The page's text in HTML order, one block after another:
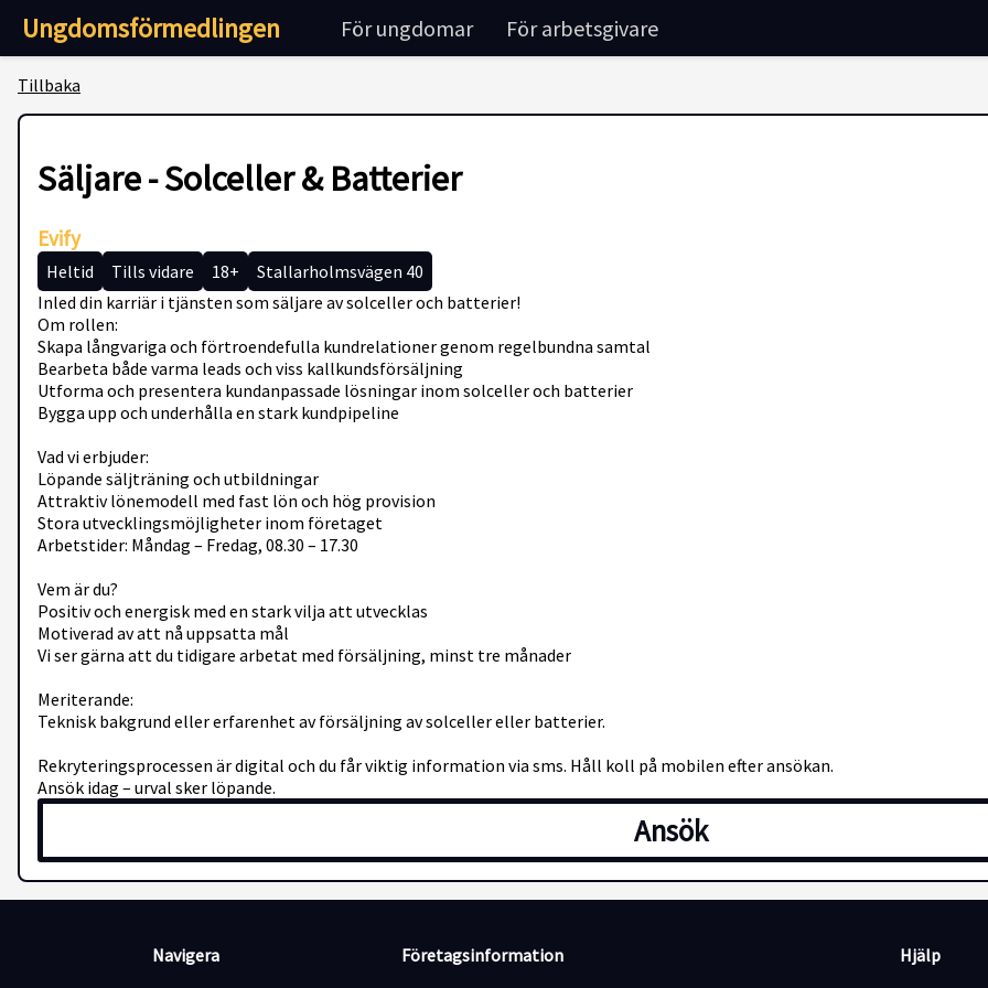
Ungdomsförmedlingen För ungdomar För arbetsgivare
Tillbaka
Säljare - Solceller & Batterier
Evify
Heltid Tills vidare 18+
Stallarholmsvägen 40
Inled din karriär i tjänsten som säljare av solceller och batterier!
Om rollen:
Skapa långvariga och förtroendefulla kundrelationer genom regelbundna samtal
Bearbeta både varma leads och viss kallkundsförsäljning
Utforma och presentera kundanpassade lösningar inom solceller och batterier
Bygga upp och underhålla en stark kundpipeline
Vad vi erbjuder:
Löpande säljträning och utbildningar
Attraktiv lönemodell med fast lön och hög provision
Stora utvecklingsmöjligheter inom företaget
Arbetstider: Måndag – Fredag, 08.30 – 17.30
Vem är du?
Positiv och energisk med en stark vilja att utvecklas
Motiverad av att nå uppsatta mål
Vi ser gärna att du tidigare arbetat med försäljning, minst tre månader
Meriterande:
Teknisk bakgrund eller erfarenhet av försäljning av solceller eller batterier.
Rekryteringsprocessen är digital och du får viktig information via sms. Håll koll på mobilen efter ansökan.
Ansök idag – urval sker löpande.
Ansök
Navigera Företagsinformation Hjälp